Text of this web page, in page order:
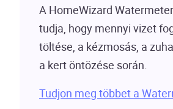
A HomeWizard
tudja, hogy mennyi vizet
töltése, a kézmosás, a
a kert öntözése során.
Tudjon meg többet a